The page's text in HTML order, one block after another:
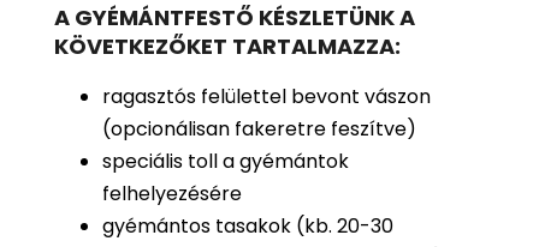
A GYÉMÁNTFESTŐ KÉSZLETÜNK A
KÖVETKEZŐKET TARTALMAZZA:
ragasztós felülettel bevont vászon
(opcionálisan fakeretre feszítve)
speciális toll a gyémántok
felhelyezésére
gyémántos tasakok (kb. 20-30